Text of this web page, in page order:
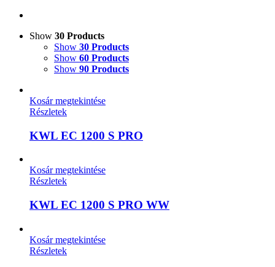
Show 30 Products
Show 30 Products
Show 60 Products
Show 90 Products
Kosár megtekintése
Részletek
KWL EC 1200 S PRO
Kosár megtekintése
Részletek
KWL EC 1200 S PRO WW
Kosár megtekintése
Részletek